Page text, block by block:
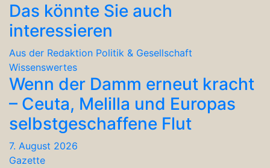
Das könnte Sie auch
interessieren
Aus der Redaktion Politik & Gesellschaft
Wissenswertes
Wenn der Damm erneut kracht
– Ceuta, Melilla und Europas
selbstgeschaffene Flut
7. August 2026
Gazette